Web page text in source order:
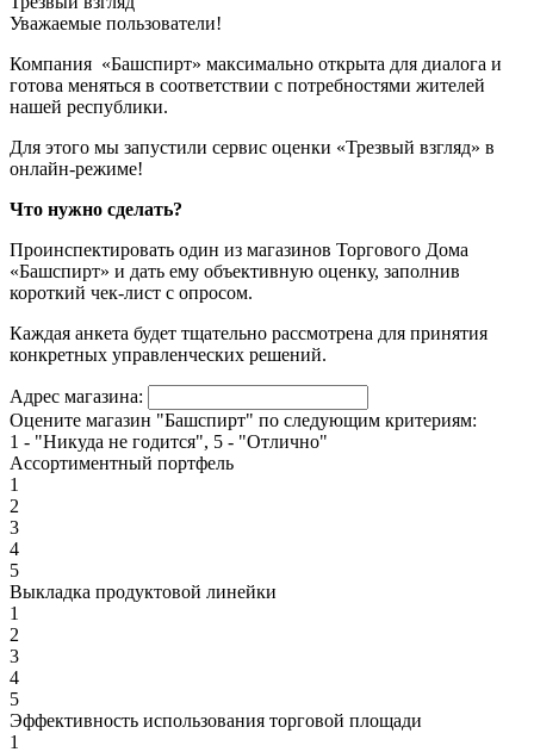
Уважаемые пользователи!
Компания «Башспирт» максимально открыта для диалога и
готова меняться в соответствии с потребностями жителей
нашей республики.
Для этого мы запустили сервис оценки «Трезвый взгляд» в
онлайн-режиме!
Что нужно сделать?
Проинспектировать один из магазинов Торгового Дома
«Башспирт» и дать ему объективную оценку, заполнив
короткий чек-лист с опросом.
Каждая анкета будет тщательно рассмотрена для принятия
конкретных управленческих решений.
Адрес магазина:
Оцените магазин "Башспирт" по следующим критериям:
1 - "Никуда не годится", 5 - "Отлично"
Ассортиментный портфель
1
2
3
4
5
Выкладка продуктовой линейки
1
2
3
4
5
Эффективность использования торговой площади
1